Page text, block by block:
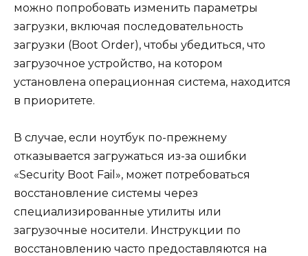
можно попробовать изменить параметры
загрузки, включая последовательность
загрузки (Boot Order), чтобы убедиться, что
загрузочное устройство, на котором
установлена операционная система, находится
в приоритете.
В случае, если ноутбук по-прежнему
отказывается загружаться из-за ошибки
«Security Boot Fail», может потребоваться
восстановление системы через
специализированные утилиты или
загрузочные носители. Инструкции по
восстановлению часто предоставляются на